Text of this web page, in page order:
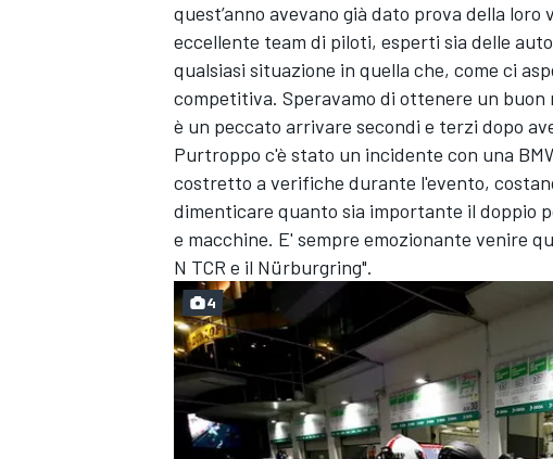
RALLY
quest’anno avevano già dato prova della
eccellente team di piloti, esperti sia delle
qualsiasi situazione in quella che, come ci
competitiva. Speravamo di ottenere un
è un peccato arrivare secondi e terzi dopo
Purtroppo c'è stato un incidente con una
costretto a verifiche durante l'evento,
dimenticare quanto sia importante il doppio
e macchine. E' sempre emozionante venire
N TCR e il Nürburgring".
4